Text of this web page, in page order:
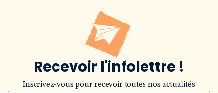
Recevoir l'infolettre !
Inscrivez-vous pour recevoir toutes nos actualités